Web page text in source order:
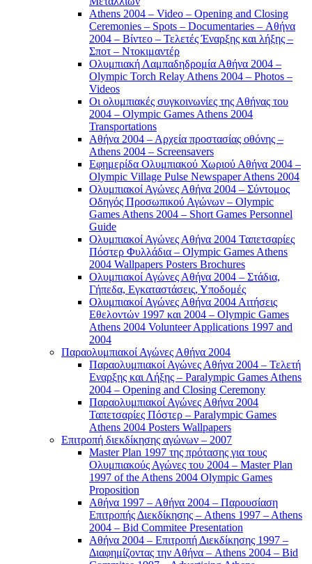
Athens 2004 – Video – Opening and Closing
Ceremonies – Spots – Documentaries – Αθήνα
2004 – Βίντεο – Τελετές Έναρξης και λήξης –
Σποτ – Ντοκιμαντέρ
Ολυμπιακή Λαμπαδηδρομία Αθήνα 2004 –
Olympic Torch Relay Athens 2004 – Photos –
Videos
Οι ολυμπιακές συγκοινωνίες της Αθήνας του
2004 – Olympic Games Athens 2004
Transportations
Αθήνα 2004 – Αρχεία προστασίας οθόνης –
Athens 2004 – Screensavers
Εφημερίδα Ολυμπιακού Χωριού Αθήνα 2004 –
Olympic Village Pulse Newspaper Athens 2004
Ολυμπιακοί Αγώνες Αθήνα 2004 – Σύντομος
Οδηγός Προσωπικού Αγώνων – Olympic
Games Athens 2004 – Short Games Personnel
Guide
Ολυμπιακοί Αγώνες Αθήνα 2004 Ταπετσαρίες
Πόστερ Φυλλάδια – Olympic Games Athens
2004 Wallpapers Posters Brochures
Ολυμπιακοί Αγώνες Αθήνα 2004 – Στάδια,
Γήπεδα, Εγκαταστάσεις, Υποδομές
Ολυμπιακοί Αγώνες Αθήνα 2004 Αιτήσεις
Εθελοντών 1997 και 2004 – Olympic Games
Athens 2004 Volunteer Applications 1997 and
2004
Παραολυμπιακοί Αγώνες Αθήνα 2004
Παραολυμπιακοί Αγώνες Αθήνα 2004 – Τελετή
Εναρξης και Λήξης – Paralympic Games Athens
2004 – Opening and Closing Ceremony
Παραολυμπιακοί Αγώνες Αθήνα 2004
Ταπετσαρίες Πόστερ – Paralympic Games
Athens 2004 Posters Wallpapers
Επιτροπή διεκδίκησης αγώνων – 2007
Master Plan 1997 της πρότασης για τους
Ολυμπιακούς Αγώνες του 2004 – Master Plan
1997 of the Athens 2004 Olympic Games
Proposition
Αθήνα 1997 – Αθήνα 2004 – Παρουσίαση
Επιτροπής Διεκδίκησης – Athens 1997 – Athens
2004 – Bid Commitee Presentation
Αθήνα 2004 – Επιτροπή Διεκδίκησης 1997 –
Διαφημίζοντας την Αθήνα – Athens 2004 – Bid